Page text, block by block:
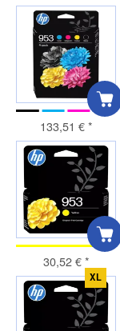
133,51 €*
30,52 €*
XL